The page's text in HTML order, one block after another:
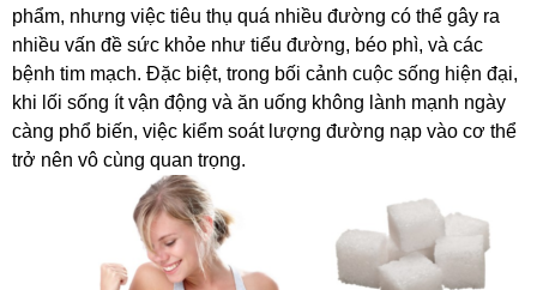
phẩm, nhưng việc tiêu thụ quá nhiều đường có thể gây ra
nhiều vấn đề sức khỏe như tiểu đường, béo phì, và các
bệnh tim mạch. Đặc biệt, trong bối cảnh cuộc sống hiện đại,
khi lối sống ít vận động và ăn uống không lành mạnh ngày
càng phổ biến, việc kiểm soát lượng đường nạp vào cơ thể
trở nên vô cùng quan trọng.